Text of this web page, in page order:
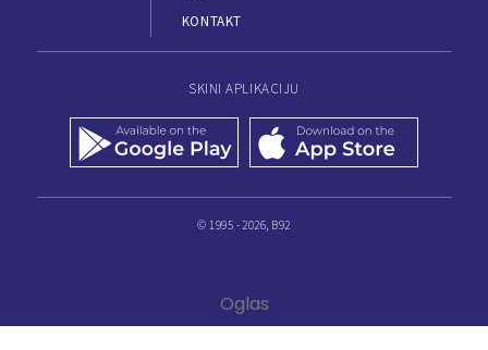
KONTAKT
SKINI APLIKACIJU
© 1995 - 2026, B92